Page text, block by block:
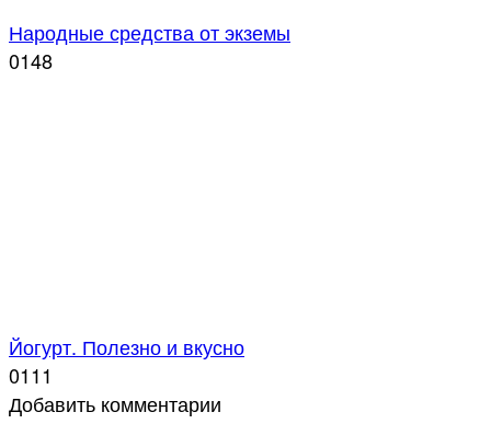
Народные средства от экземы
0148
Йогурт. Полезно и вкусно
0111
Добавить комментарии